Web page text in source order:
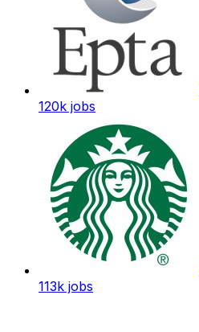
120k jobs
113k jobs